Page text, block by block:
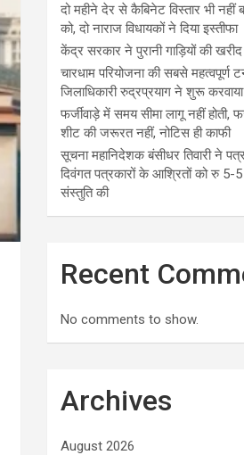
दो महीने देर से कैबिनेट विस्तार भी नहीं
को, दो नाराज विधायकों ने दिया इस्तीफा
केंद्र सरकार ने पुरानी गाड़ियों की
चारधाम परियोजना की सबसे महत्वपूर्ण
जिलाधिकारी रुद्रप्रयाग ने शुरू
फर्जीवाड़े में समय सीमा लागू नहीं होती,
शीट की जरूरत नहीं, नोटिस ही काफी
सूचना महानिदेशक बंसीधर तिवारी ने
दिवंगत पत्रकारों के आश्रितों को रु 5-
संस्तुति की
Recent
No comments to show.
Archives
August 2026